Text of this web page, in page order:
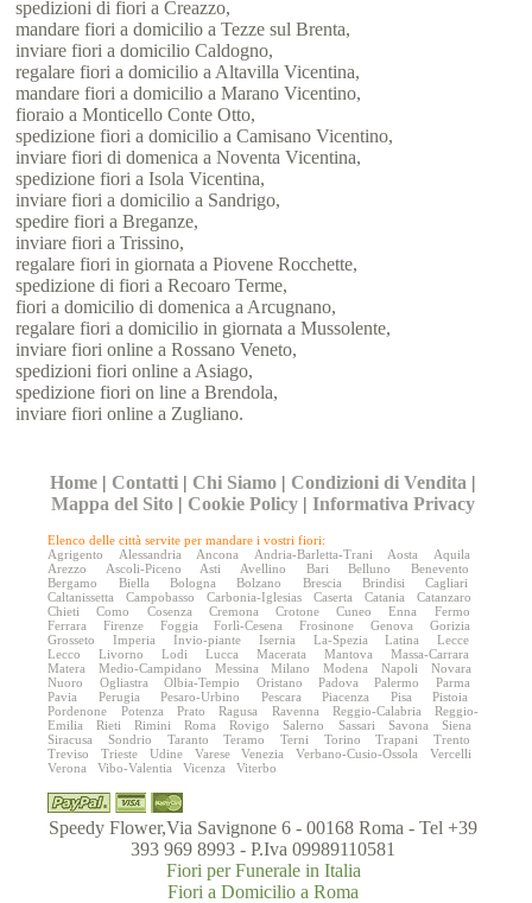
spedizioni di fiori a Creazzo,
mandare fiori a domicilio a Tezze sul Brenta,
inviare fiori a domicilio Caldogno,
regalare fiori a domicilio a Altavilla Vicentina,
mandare fiori a domicilio a Marano Vicentino,
fioraio a Monticello Conte Otto,
spedizione fiori a domicilio a Camisano Vicentino,
inviare fiori di domenica a Noventa Vicentina,
spedizione fiori a Isola Vicentina,
inviare fiori a domicilio a Sandrigo,
spedire fiori a Breganze,
inviare fiori a Trissino,
regalare fiori in giornata a Piovene Rocchette,
spedizione di fiori a Recoaro Terme,
fiori a domicilio di domenica a Arcugnano,
regalare fiori a domicilio in giornata a Mussolente,
inviare fiori online a Rossano Veneto,
spedizioni fiori online a Asiago,
spedizione fiori on line a Brendola,
inviare fiori online a Zugliano.
Home | Contatti | Chi Siamo | Condizioni di Vendita |
Mappa del Sito | Cookie Policy |Informativa Privacy
Elenco delle città servite per mandare i vostri fiori:
Agrigento
Alessandria Ancona Andria-Barletta-Trani Aosta
Aquila
Arezzo
Ascoli-Piceno Asti Avellino Bari Belluno
Benevento
Bergamo
Biella Bologna Bolzano Brescia Brindisi
Cagliari
Caltanissetta
Campobasso Carbonia-Iglesias Caserta Catania
Catanzaro
Chieti
Como Cosenza Cremona Crotone Cuneo Enna
Fermo
Ferrara
Firenze Foggia Forlì-Cesena Frosinone Genova
Gorizia
Grosseto
Imperia Invio-piante Isernia La-Spezia Latina
Lecce
Lecco
Livorno Lodi Lucca Macerata Mantova
Massa-Carrara
Matera
Medio-Campidano Messina Milano Modena Napoli
Novara
Nuoro
Ogliastra Olbia-Tempio Oristano Padova Palermo
Parma
Pavia
Perugia Pesaro-Urbino Pescara Piacenza Pisa
Pistoia
Pordenone
Potenza Prato Ragusa Ravenna Reggio-Calabria
Reggio-
Emilia
Rieti Rimini Roma Rovigo Salerno Sassari Savona
Siena
Siracusa
Sondrio Taranto Teramo Terni Torino Trapani
Trento
Treviso
Trieste Udine Varese Venezia Verbano-Cusio-Ossola
Vercelli
Verona
Vibo-Valentia Vicenza Viterbo
Speedy Flower,Via Savignone 6 - 00168 Roma - Tel +39
393 969 8993 - P.Iva 09989110581
Fiori per Funerale in Italia
Fiori a Domicilio a Roma